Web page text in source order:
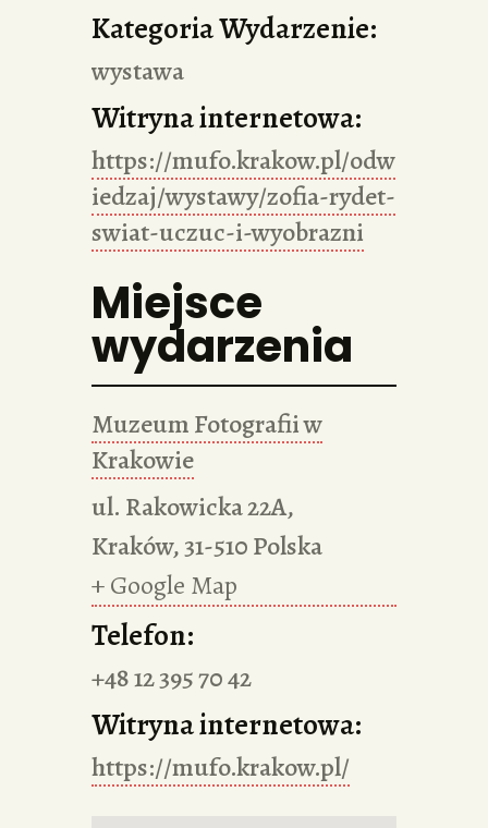
Kategoria Wydarzenie:
wystawa
Witryna internetowa:
https://mufo.krakow.pl/odw
iedzaj/wystawy/zofia-rydet-
swiat-uczuc-i-wyobrazni
Miejsce
wydarzenia
Muzeum Fotografii w
Krakowie
ul. Rakowicka 22A,
Kraków,31-510Polska
+ Google Map
Telefon:
+48 12 395 70 42
Witryna internetowa:
https://mufo.krakow.pl/